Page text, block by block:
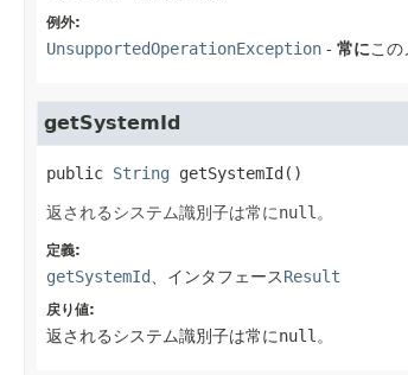
例外:
UnsupportedOperationException - 常にこの
getSystemId
public String getSystemId()
返されるシステム識別子は常にnull 。
定義:
getSystemId 、インタフェースResult
戻り値:
返されるシステム識別子は常にnull 。